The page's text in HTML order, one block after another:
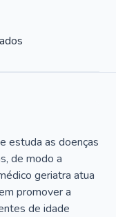
estuda as doenças
de modo a
geriatra atua
promover a
de idade